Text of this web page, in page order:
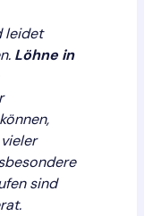
leidet
Löhne in
sind